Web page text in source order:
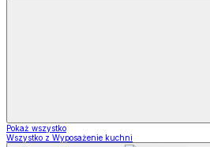
Pokaż wszystko
Wszystko z Wyposażenie kuchni